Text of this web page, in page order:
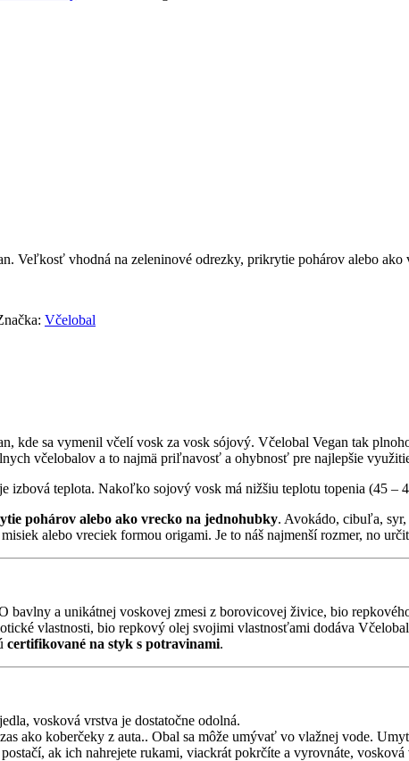
Veľkosť vhodná na zeleninové odrezky, prikrytie pohárov alebo ako
Včelobal
kde sa vymenil včelí vosk za vosk sójový. Včelobal Vegan tak
včelobalov a to najmä priľnavosť a ohybnosť pre najlepšie
izbová teplota. Nakoľko sojový vosk má nižšiu teplotu topenia (45 –
pohárov alebo ako vrecko na jednohubky. Avokádo, cibuľa, syr,
alebo vreciek formou origami. Je to náš najmenší rozmer, no
bavlny a unikátnej voskovej zmesi z borovicovej živice, bio
vlastnosti, bio repkový olej svojimi vlastnosťami dodáva
certifikované na styk s potravinami.
vosková vrstva je dostatočne odolná.
ako koberčeky z auta.. Obal sa môže umývať vo vlažnej vode.
ak ich nahrejete rukami, viackrát pokrčíte a vyrovnáte, vosková